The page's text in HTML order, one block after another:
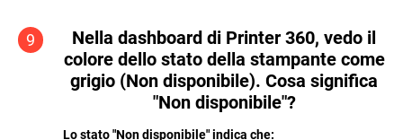
9
Nella dashboard di Printer 360, vedo il
colore dello stato della stampante come
grigio (Non disponibile). Cosa significa
"Non disponibile"?
Lo stato "Non disponibile" indica che: